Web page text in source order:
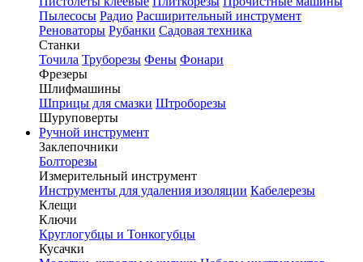
Пылесосы Радио Расширительный инструмент
Реноваторы Рубанки Садовая техника
Станки
Точила Труборезы Фены Фонари
Фрезеры
Шлифмашины
Шприцы для смазки Штроборезы
Шуруповерты
Ручной инструмент
Заклепочники
Болторезы
Измерительный инструмент
Инструменты для удаления изоляции Кабелерезы
Клещи
Ключи
Круглогубцы и Тонкогубцы
Кусачки